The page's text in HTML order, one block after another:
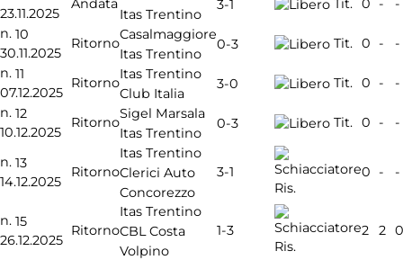
23.11.2025
Andata
Itas Trentino
3-1 Tit. 0 -
-
n. 10
30.11.2025
Ritorno
Casalmaggiore
Itas Trentino
0-3 Tit. 0 -
-
n. 11
07.12.2025
Ritorno
Itas Trentino
Club Italia
3-0 Tit. 0 -
-
n. 12
10.12.2025
Ritorno
Sigel Marsala
Itas Trentino
0-3 Tit. 0 - -
n. 13
14.12.2025
Ritorno
Itas Trentino
Clerici Auto
Concorezzo
3-1
Ris.
0 - -
n. 15
26.12.2025
Ritorno
Itas Trentino
CBL Costa
Volpino
1-3
Ris.
2 2 0